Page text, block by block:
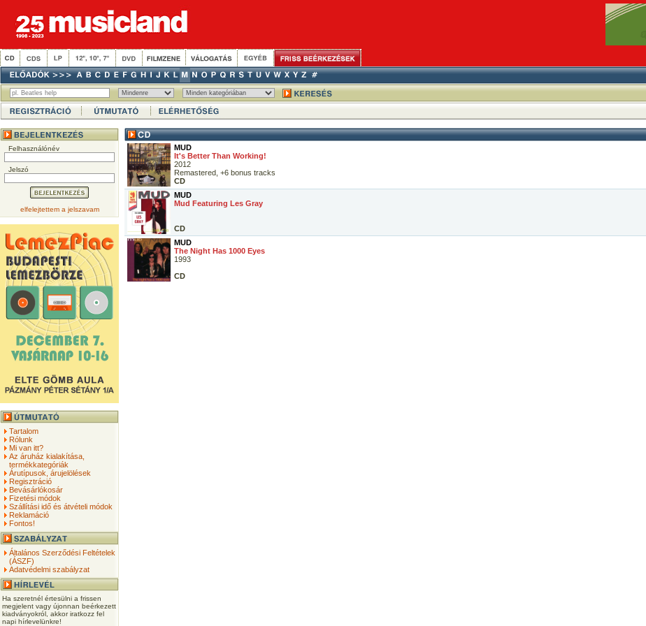
Felhasználónév
Jelszó
elfelejtettem a jelszavam
Tartalom
Rólunk
Mi van itt?
Az áruház kialakítása,
termékkategóriák
Árutípusok, árujelölések
Regisztráció
Bevásárlókosár
Fizetési módok
Szállítási idő és átvételi módok
Reklamáció
Fontos!
Általános Szerződési Feltételek
(ÁSZF)
Adatvédelmi szabályzat
Ha szeretnél értesülni a frissen
megjelent vagy újonnan beérkezett
kiadványokról, akkor iratkozz fel
napi hírlevelünkre!
MUD
It's Better Than Working!
2012
Remastered, +6 bonus tracks
CD
MUD
Mud Featuring Les Gray
CD
MUD
The Night Has 1000 Eyes
1993
CD